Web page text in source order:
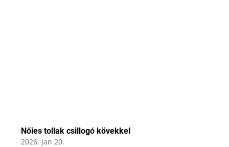
Nőies tollak csillogó kövekkel
2026, jan 20.